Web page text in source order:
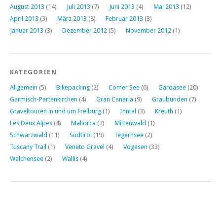
August 2013 (14) Juli 2013 (7) Juni 2013 (4) Mai 2013 (12)
April 2013 (3) März 2013 (8) Februar 2013 (3)
Januar 2013 (3) Dezember 2012 (5) November 2012 (1)
KATEGORIEN
Allgemein (5) Bikepacking (2) Comer See (6) Gardasee (20)
Garmisch-Partenkirchen (4) Gran Canaria (9) Graubünden (7)
Graveltouren in und um Freiburg (1) Inntal (3) Kreuth (1)
Les Deux Alpes (4) Mallorca (7) Mittenwald (1)
Schwarzwald (11) Südtirol (19) Tegernsee (2)
Tuscany Trail (1) Veneto Gravel (4) Vogesen (33)
Walchensee (2) Wallis (4)